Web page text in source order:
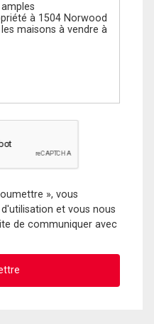
», vous
et vous nous
de communiquer avec